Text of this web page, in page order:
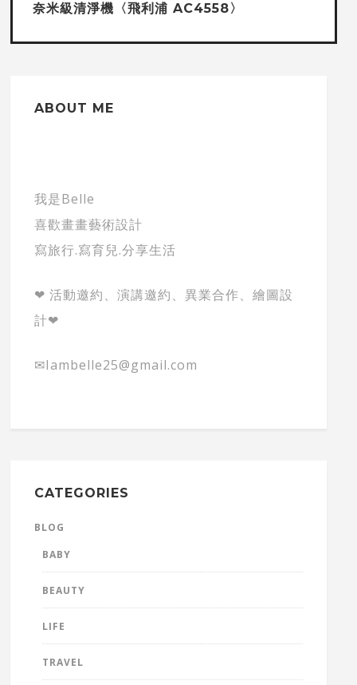
奈米級清淨機〈飛利浦 AC4558〉
ABOUT ME
我是Belle
喜歡畫畫藝術設計
寫旅行.寫育兒.分享生活
❤ 活動邀約、演講邀約、異業合作、繪圖設
計❤
✉Iambelle25@gmail.com
CATEGORIES
BLOG
BABY
BEAUTY
LIFE
TRAVEL